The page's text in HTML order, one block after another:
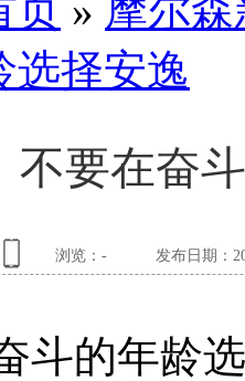
页 » 摩尔
选择安逸
不要在奋
浏览： - 发布日期：
斗的年龄